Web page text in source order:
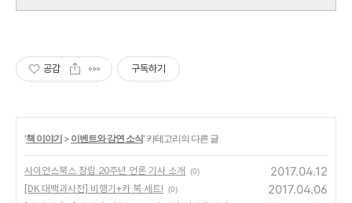
공감 구독하기
'책 이야기 > 이벤트와 강연 소식' 카테고리의 다른 글
사이언스북스 창립 20주년 언론 기사 소개 (0) 2017.04.12
[DK 대백과사전] 비행기+카 북 세트! (0) 2017.04.06